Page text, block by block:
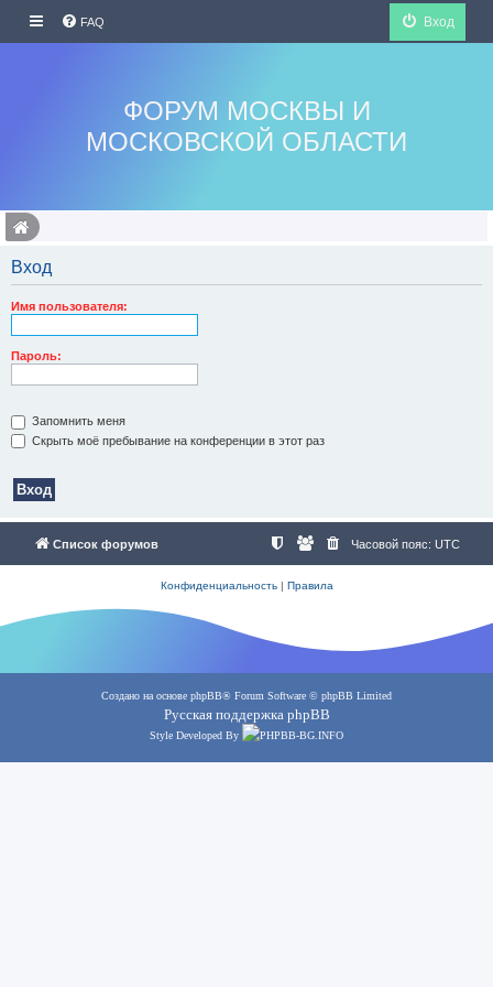
FAQ Вход
ФОРУМ МОСКВЫ И
МОСКОВСКОЙ ОБЛАСТИ
Вход
Имя пользователя:
Пароль:
Запомнить меня
Скрыть моё пребывание на конференции в этот раз
Список форумов Часовой пояс: UTC
Конфиденциальность| Правила
Создано на основе phpBB® Forum Software © phpBB Limited
Русская поддержка phpBB
Style Developed By PHPBB-BG.INFO